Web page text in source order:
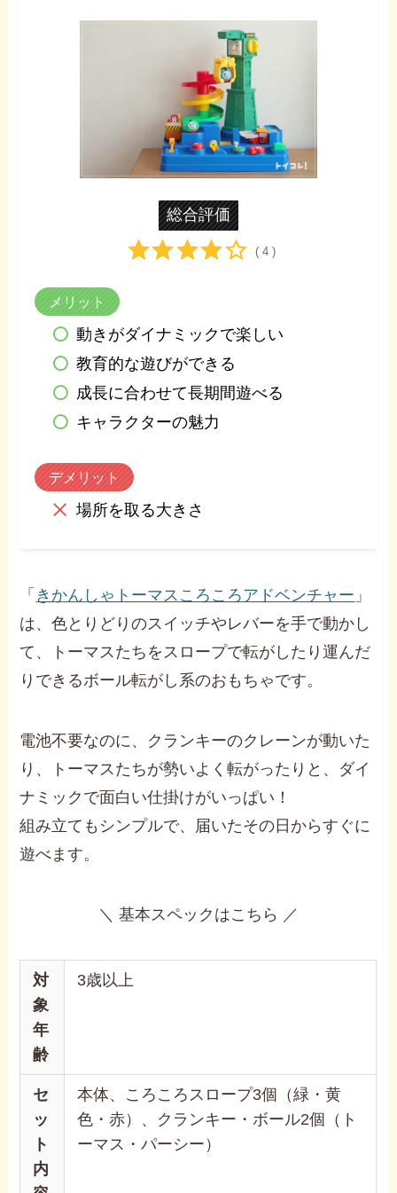
総合評価
( 4 )
メリット
動きがダイナミックで楽しい
教育的な遊びができる
成長に合わせて長期間遊べる
キャラクターの魅力
デメリット
場所を取る大きさ
「 きかんしゃトーマスころころアドベンチャー 」
は、色とりどりのスイッチやレバーを手で動かし
て、トーマスたちをスロープで転がしたり運んだ
りできるボール転がし系のおもちゃです。
電池不要なのに、クランキーのクレーンが動いた
り、トーマスたちが勢いよく転がったりと、ダイ
ナミックで面白い仕掛けがいっぱい！
組み立てもシンプルで、届いたその日からすぐに
遊べます。
＼ 基本スペックはこちら ／
対
象
年
齢
‎3歳以上
セ
ッ
ト
内
本体、ころころスロープ3個（緑・黄
色・赤）、クランキー・ボール2個（ト
ーマス・パーシー）